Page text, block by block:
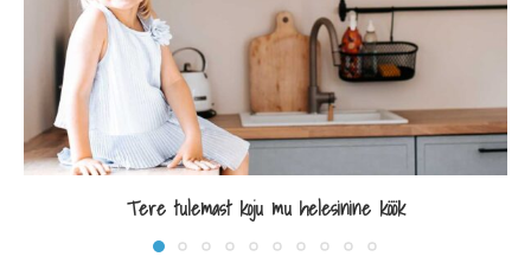
Tere tulemast koju mu helesinine köök